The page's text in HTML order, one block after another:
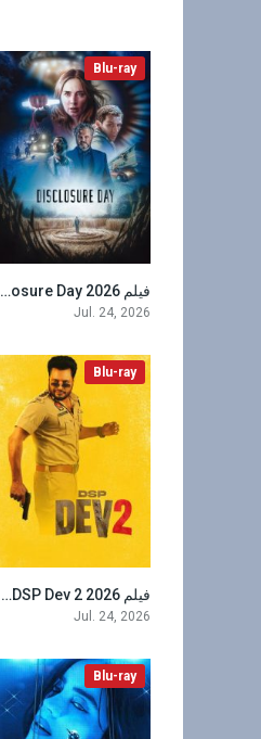
6.5
Blu-ray
فيلم Disclosure Day 2026 مترجم
Jul. 24, 2026
6.9
Blu-ray
فيلم DSP Dev 2 2026 مترجم
Jul. 24, 2026
Blu-ray